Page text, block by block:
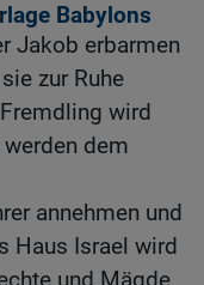
Babylons
Jakob erbarmen
zur Ruhe
wird
dem
annehmen und
Haus Israel wird